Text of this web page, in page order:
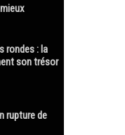
rondes : la
son trésor
rupture de